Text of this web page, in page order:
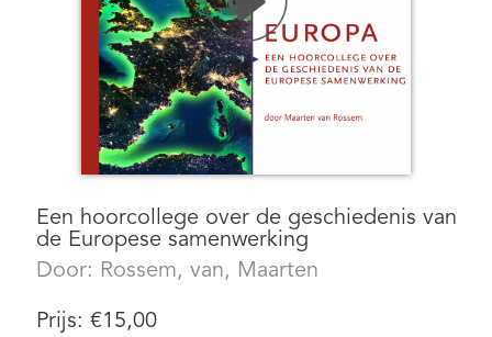
Een hoorcollege over de geschiedenis van
de Europese samenwerking
Door: Rossem, van, Maarten
Prijs: €15,00